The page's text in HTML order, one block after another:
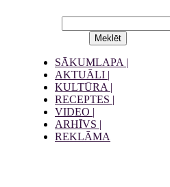
SĀKUMLAPA |
AKTUĀLI |
KULTŪRA |
RECEPTES |
VIDEO |
ARHĪVS |
REKLĀMA